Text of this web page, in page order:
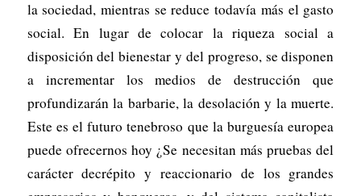
la sociedad, mientras se reduce todavía más el gasto
social. En lugar de colocar la riqueza social a
disposición del bienestar y del progreso, se disponen
a incrementar los medios de destrucción que
profundizarán la barbarie, la desolación y la muerte.
Este es el futuro tenebroso que la burguesía europea
puede ofrecernos hoy ¿Se necesitan más pruebas del
carácter decrépito y reaccionario de los grandes